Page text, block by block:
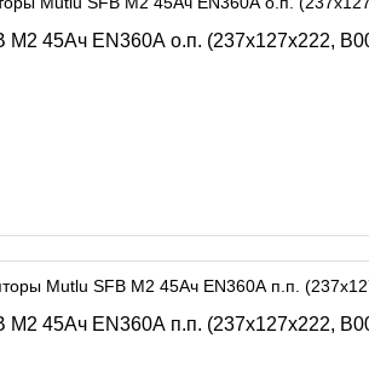
45Ач EN360А о.п. (237х127х222,
45Ач EN360А п.п. (237х127х222,